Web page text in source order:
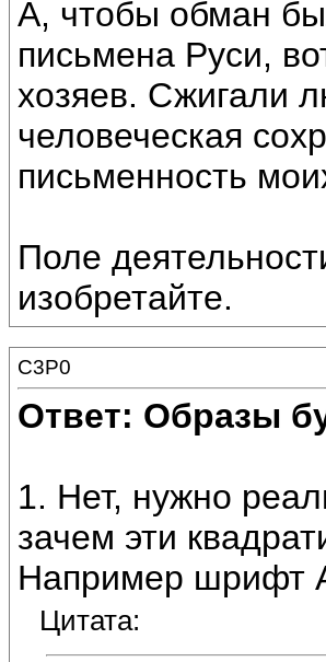
А, чтобы обман
письмена Руси,
хозяев. Сжигали
человеческая
письменность
Поле
изобретайте.
C3P0
Ответ: Образы
1. Нет, нужно
зачем эти
Например шрифт
Цитата: